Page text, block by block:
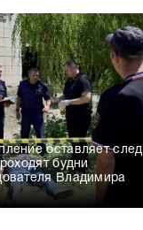
оставляет след
будни
Владимира